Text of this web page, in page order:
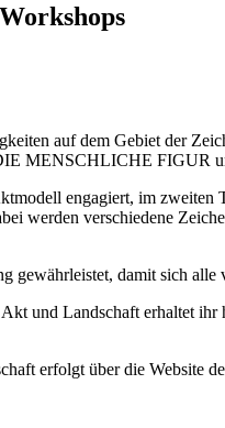
auf dem Gebiet der
MENSCHLICHE FIGUR
engagiert, im
werden verschiedene
gewährleistet, damit sich
und Landschaft erhaltet ihr
erfolgt über die Website